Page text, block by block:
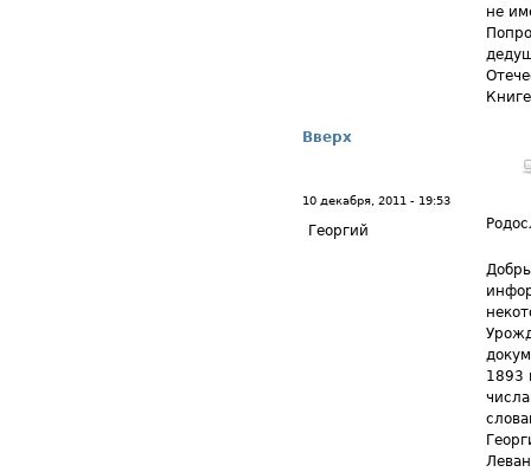
не
Вверх
10 декабря, 2011 - 19:53
Георгий
1893